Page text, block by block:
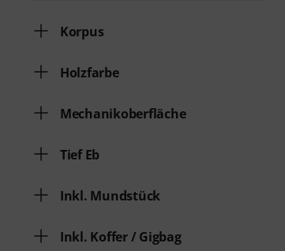
Korpus
Holzfarbe
Mechanikoberfläche
Tief Eb
Inkl. Mundstück
Inkl. Koffer / Gigbag